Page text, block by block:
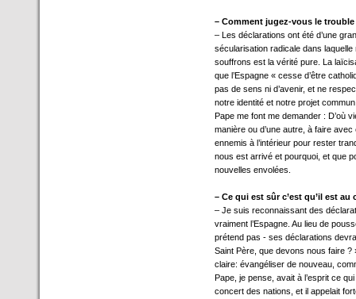
– Comment jugez-vous le
– Les déclarations ont été d’une
sécularisation radicale dans
souffrons est la vérité pure. La
que l’Espagne « cesse d’être
pas de sens ni d’avenir, et ne
notre identité et notre projet
Pape me font me demander : D’où
manière ou d’une autre, à faire
ennemis à l’intérieur pour rester
nous est arrivé et pourquoi, et que
nouvelles envolées.
– Ce qui est sûr c’est qu’il est
– Je suis reconnaissant des
vraiment l’Espagne. Au lieu de
prétend pas - ses déclarations
Saint Père, que devons nous faire
claire: évangéliser de nouveau,
Pape, je pense, avait à l’esprit ce
concert des nations, et il appelait